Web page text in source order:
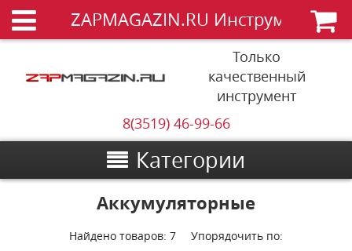
ZAPMAGAZIN.RU Инструменты
Только
качественный
инструмент
8(3519) 46-99-66
Категории
Аккумуляторные
Найдено товаров: 7 Упорядочить по: